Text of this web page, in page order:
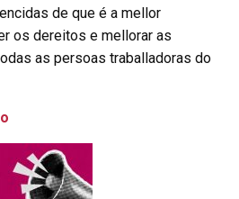
de que é a mellor
os dereitos e mellorar as
as persoas traballadoras do